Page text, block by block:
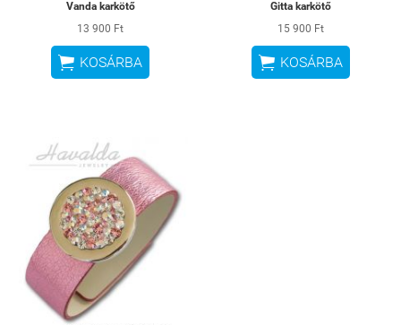
Vanda karkötő
13 900 Ft
 KOSÁRBA
Gitta karkötő
15 900 Ft
 KOSÁRBA